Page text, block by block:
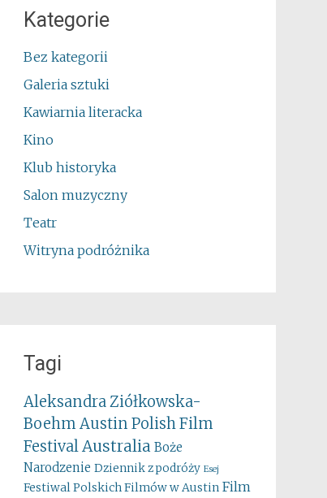
Kategorie
Bez kategorii
Galeria sztuki
Kawiarnia literacka
Kino
Klub historyka
Salon muzyczny
Teatr
Witryna podróżnika
Tagi
Aleksandra Ziółkowska-
Boehm Austin Polish Film
FestivalAustralia Boże
Narodzenie Dziennik z podróży Esej
Festiwal Polskich Filmów w Austin Film